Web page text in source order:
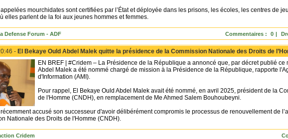
mourchidates sont certifiées par l’État et déployée dans les prisons, les écoles, les centres de
elles parlent de la foi aux jeunes hommes et femmes.
Defense Forum - ADF Commentaires : 0 |
- El Bekaye Ould Abdel Malek quitte la présidence de la Commission Nationale des Droits de
EN BREF | #Cridem – La Présidence de la République a annoncé que, par décret publié ce
Abdel Malek a été nommé chargé de mission à la Présidence de la République, rapporte
d'Information (AMI).
Pour rappel, El Bekaye Ould Abdel Malek avait été nommé, en avril 2025, président de la
de l'Homme (CNDH), en remplacement de Me Ahmed Salem Bouhoubeyni.
accusé son successeur d'avoir délibérément compromis le processus de renouvellement de
Nationale des Droits de l'Homme (CNDH).
Cridem